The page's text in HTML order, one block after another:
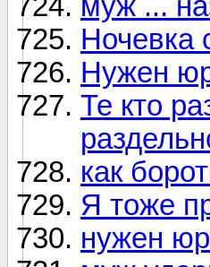
Ночевка
Нужен
Те кто
как
Я тоже
нужен